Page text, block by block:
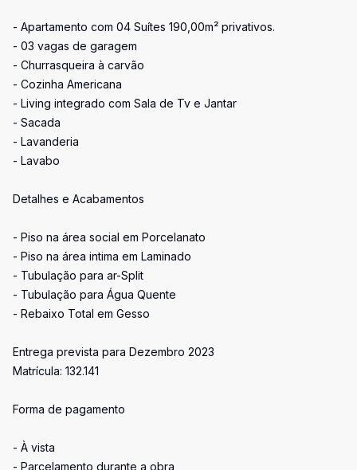
- Apartamento com 04 Suítes 190,00m² privativos.
- 03 vagas de garagem
- Churrasqueira à carvão
- Cozinha Americana
- Living integrado com Sala de Tv e Jantar
- Sacada
- Lavanderia
- Lavabo
Detalhes e Acabamentos
- Piso na área social em Porcelanato
- Piso na área intima em Laminado
- Tubulação para ar-Split
- Tubulação para Água Quente
- Rebaixo Total em Gesso
Entrega prevista para Dezembro 2023
Matrícula: 132.141
Forma de pagamento
- À vista
- Parcelamento durante a obra